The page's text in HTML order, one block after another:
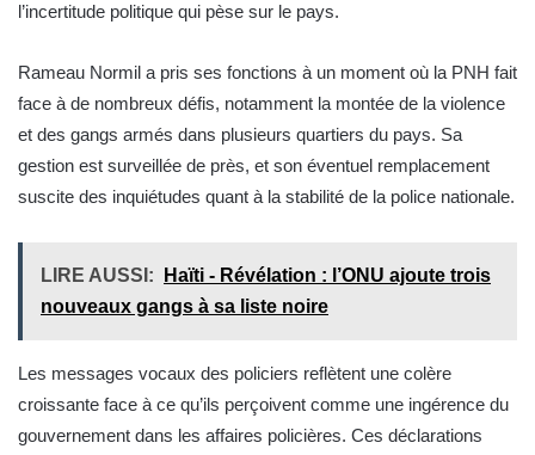
l’incertitude politique qui pèse sur le pays.
Rameau Normil a pris ses fonctions à un moment où la PNH fait
face à de nombreux défis, notamment la montée de la violence
et des gangs armés dans plusieurs quartiers du pays. Sa
gestion est surveillée de près, et son éventuel remplacement
suscite des inquiétudes quant à la stabilité de la police nationale.
LIRE AUSSI:
Haïti - Révélation : l’ONU ajoute trois
nouveaux gangs à sa liste noire
Les messages vocaux des policiers reflètent une colère
croissante face à ce qu’ils perçoivent comme une ingérence du
gouvernement dans les affaires policières. Ces déclarations